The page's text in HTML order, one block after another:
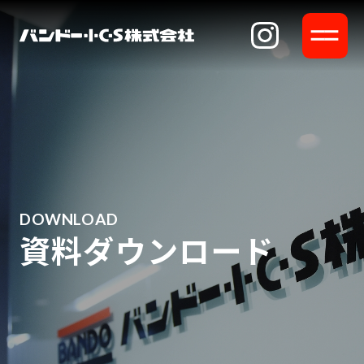
DOWNLOAD
資料ダウンロード